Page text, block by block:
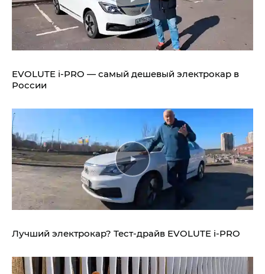
EVOLUTE i‑PRO — самый дешевый электрокар в
России
Лучший электрокар? Тест-драйв EVOLUTE i‑PRO